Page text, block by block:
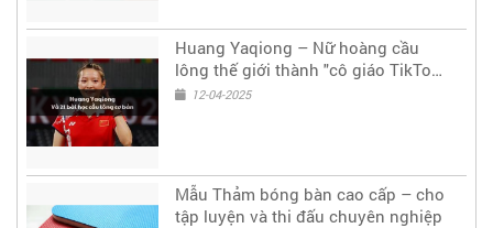
Huang Yaqiong – Nữ hoàng cầu
lông thế giới thành "cô giáo TikTok"
truyền cảm hứng
12-04-2025
Mẫu Thảm bóng bàn cao cấp – cho
tập luyện và thi đấu chuyên nghiệp